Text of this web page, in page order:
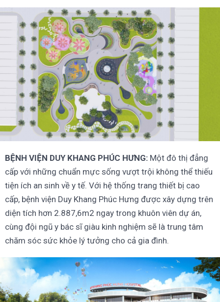
BỆNH VIỆN DUY KHANG PHÚC HƯNG: Một đô thị đẳng
cấp với những chuẩn mực sống vượt trội không thể thiếu
tiện ích an sinh về y tế. Với hệ thống trang thiết bị cao
cấp, bệnh viện Duy Khang Phúc Hưng được xây dựng trên
diện tích hơn 2.887,6m2 ngay trong khuôn viên dự án,
cùng đội ngũ y bác sĩ giàu kinh nghiệm sẽ là trung tâm
chăm sóc sức khỏe lý tưởng cho cả gia đình.